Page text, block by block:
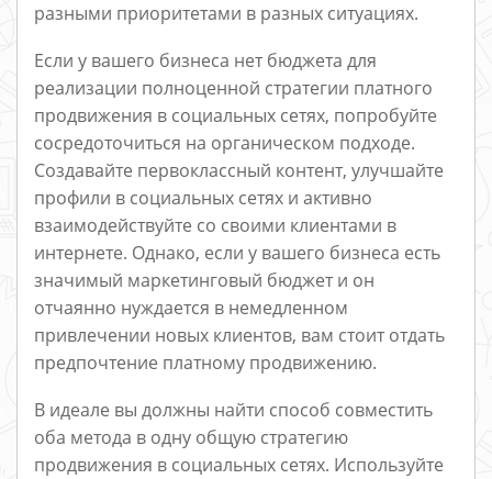
разными приоритетами в разных ситуациях.
Если у вашего бизнеса нет бюджета для
реализации полноценной стратегии платного
продвижения в социальных сетях, попробуйте
сосредоточиться на органическом подходе.
Создавайте первоклассный контент, улучшайте
профили в социальных сетях и активно
взаимодействуйте со своими клиентами в
интернете. Однако, если у вашего бизнеса есть
значимый маркетинговый бюджет и он
отчаянно нуждается в немедленном
привлечении новых клиентов, вам стоит отдать
предпочтение платному продвижению.
В идеале вы должны найти способ совместить
оба метода в одну общую стратегию
продвижения в социальных сетях. Используйте